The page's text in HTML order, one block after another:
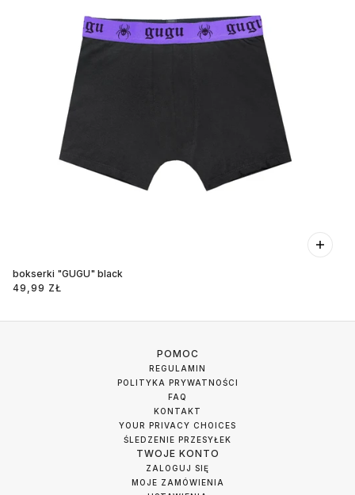
bokserki "GUGU" black
49,99 ZŁ
POMOC
REGULAMIN
POLITYKA PRYWATNOŚCI
FAQ
KONTAKT
YOUR PRIVACY CHOICES
ŚLEDZENIE PRZESYŁEK
TWOJE KONTO
ZALOGUJ SIĘ
MOJE ZAMÓWIENIA